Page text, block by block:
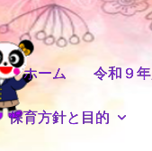
ホーム 令和９
保育方針と目的